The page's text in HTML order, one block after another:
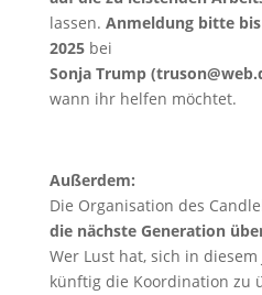
lassen. Anmeldung bitte
2025bei
Sonja Trump
wann ihr helfen möchtet.
Außerdem:
Die Organisation des
die nächste Generation
Wer Lust hat, sich in
künftig die Koordination zu